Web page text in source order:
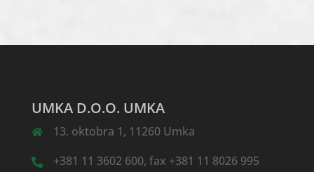
UMKA D.O.O. UMKA
13. oktobra 1, 11260 Umka
+381 11 3602 600, fax +381 11 8026 995